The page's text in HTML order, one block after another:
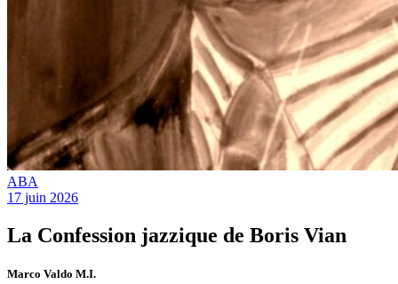
ABA
17 juin 2026
La Confession jazzique de Boris Vian
Marco Valdo M.I.